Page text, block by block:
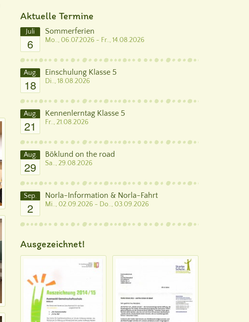
Aktuelle Termine
Juli
6
Sommerferien
Mo.., 06.07.2026 - Fr.., 14.08.2026
Aug.
18
Einschulung Klasse 5
Di.., 18.08.2026
Aug.
21
Kennenlerntag Klasse 5
Fr.., 21.08.2026
Aug.
29
Böklund on the road
Sa.., 29.08.2026
Sep.
2
Norla-Information & Norla-Fahrt
Mi.., 02.09.2026 - Do.., 03.09.2026
Ausgezeichnet!